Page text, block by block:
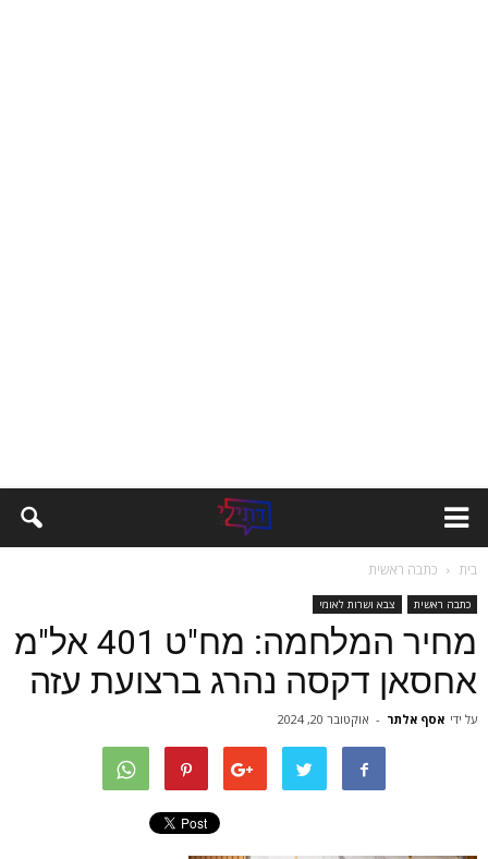
בית כתבה ראשית
כתבה ראשית צבא ושרות לאומי
מחיר המלחמה: מח"ט 401 אל"מ
אחסאן דקסה נהרג ברצועת עזה
על ידי אסף אלתר - אוקטובר 20, 2024